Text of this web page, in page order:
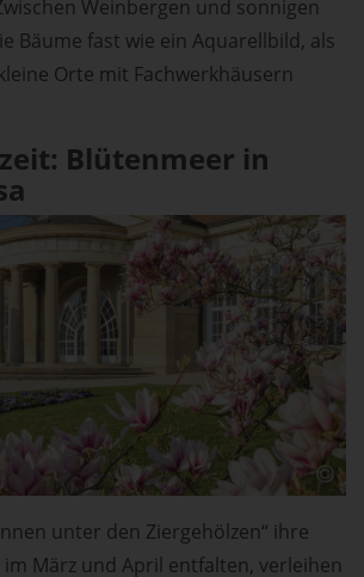
Weinbergen und sonnigen
Bäume fast wie ein Aquarellbild, als
Orte mit Fachwerkhäusern
Blütenmeer in
unter den Ziergehölzen“ ihre
März und April entfalten, verleihen